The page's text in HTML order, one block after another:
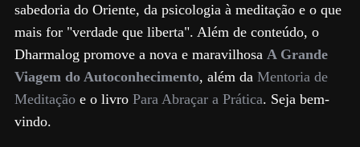
sabedoria do Oriente, da psicologia à meditação e o que
mais for "verdade que liberta". Além de conteúdo, o
Dharmalog promove a nova e maravilhosa A Grande
Viagem do Autoconhecimento, além da Mentoria de
Meditaçãoe o livro Para Abraçar a Prática. Seja bem-
vindo.